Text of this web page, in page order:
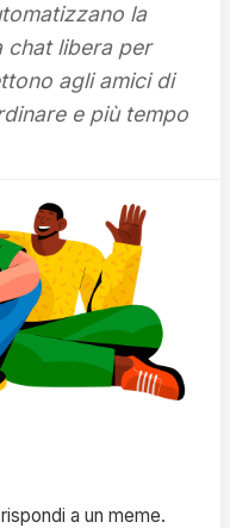
la
chat libera per
agli amici di
e più tempo
a un meme.